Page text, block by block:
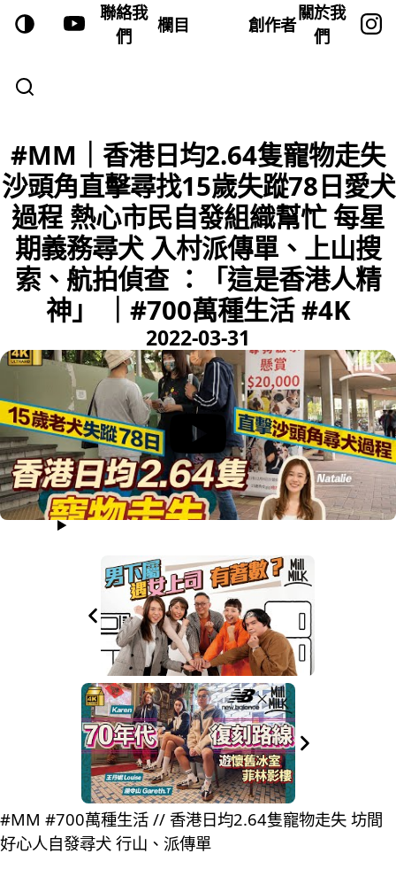
聯絡我
們
欄目 創作者
關於我
們
#MM｜香港日均2.64隻寵物走失
沙頭角直擊尋找15歲失蹤78日愛犬
過程 熱心市民自發組織幫忙 每星
期義務尋犬 入村派傳單、上山搜
索、航拍偵查 ：「這是香港人精
神」 ｜#700萬種生活 #4K
2022-03-31
#MM #700萬種生活 // 香港日均2.64隻寵物走失 坊間
好心人自發尋犬 行山、派傳單